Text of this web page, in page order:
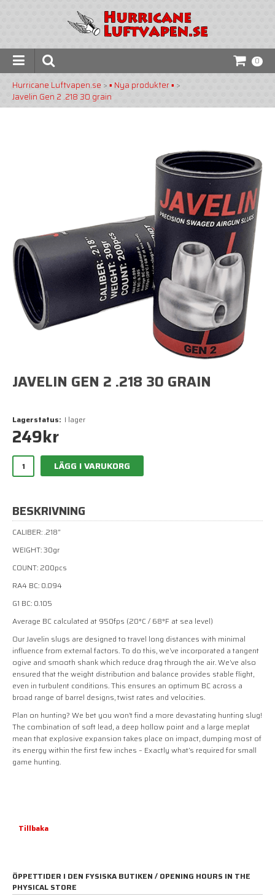
0
Hurricane Luftvapen.se >▪️ Nya produkter ▪️ >
Javelin Gen 2 .218 30 grain
JAVELIN GEN 2 .218 30 GRAIN
Lagerstatus: I lager
249kr
LÄGG I VARUKORG
BESKRIVNING
CALIBER: .218”
WEIGHT: 30gr
COUNT: 200pcs
RA4 BC: 0.094
G1 BC: 0.105
Average BC calculated at 950fps (20°C / 68°F at sea level)
Our Javelin slugs are designed to travel long distances with minimal
influence from external factors. To do this, we’ve incorporated a tangent
ogive and smooth shank which reduce drag through the air. We’ve also
ensured that the weight distribution and balance provides stable flight,
even in turbulent conditions. This ensures an optimum BC across a
broad range of barrel designs, twist rates and velocities.
Plan on hunting? We bet you won’t find a more devastating hunting slug!
The combination of soft lead, a deep hollow point and a large meplat
mean that explosive expansion takes place on impact, dumping most of
its energy within the first few inches – Exactly what’s required for small
game hunting.
Tillbaka
ÖPPETTIDER I DEN FYSISKA BUTIKEN / OPENING HOURS IN THE
PHYSICAL STORE